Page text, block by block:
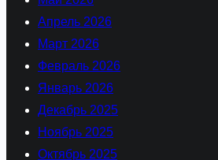
Апрель 2026
Март 2026
Февраль 2026
Январь 2026
Декабрь 2025
Ноябрь 2025
Октябрь 2025